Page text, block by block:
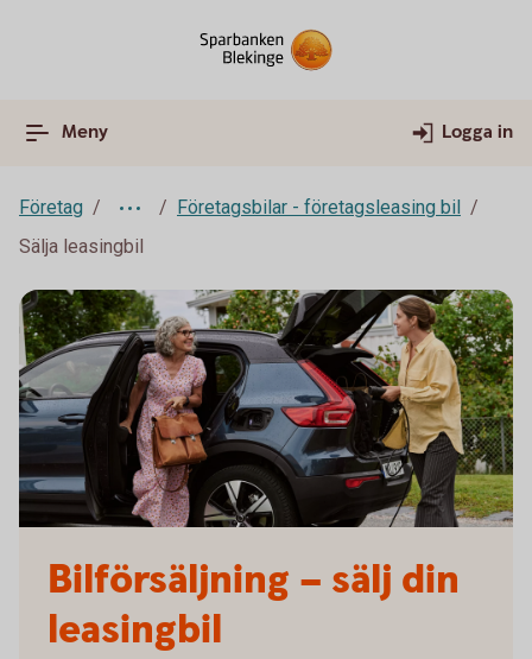
Meny Logga in
Företag
Företagsbilar - företagsleasing bil
Sälja leasingbil
Bilförsäljning – sälj din
leasingbil